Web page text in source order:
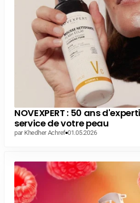
NOVEXPERT : 50 ans
service de votre peau
par Khedher Achref 01.05.2026